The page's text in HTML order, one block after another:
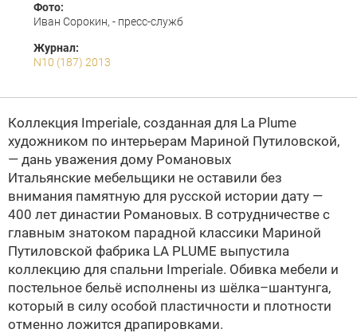
Фото:
Иван Сорокин, - пресс-служб
Журнал:
N10 (187) 2013
Коллекция Imperiale, созданная для La Plume
художником по интерьерам Мариной Путиловской,
— дань уважения дому Романовых
Итальянские мебельщики не оставили без
внимания памятную для русской истории дату —
400 лет династии Романовых. В сотрудничестве с
главным знатоком парадной классики Мариной
Путиловской фабрика LA PLUME выпустила
коллекцию для спальни Imperiale. Обивка мебели и
постельное бельё исполнены из шёлка–шантунга,
который в силу особой пластичности и плотности
отменно ложится драпировками.